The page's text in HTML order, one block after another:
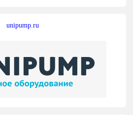
unipump.ru